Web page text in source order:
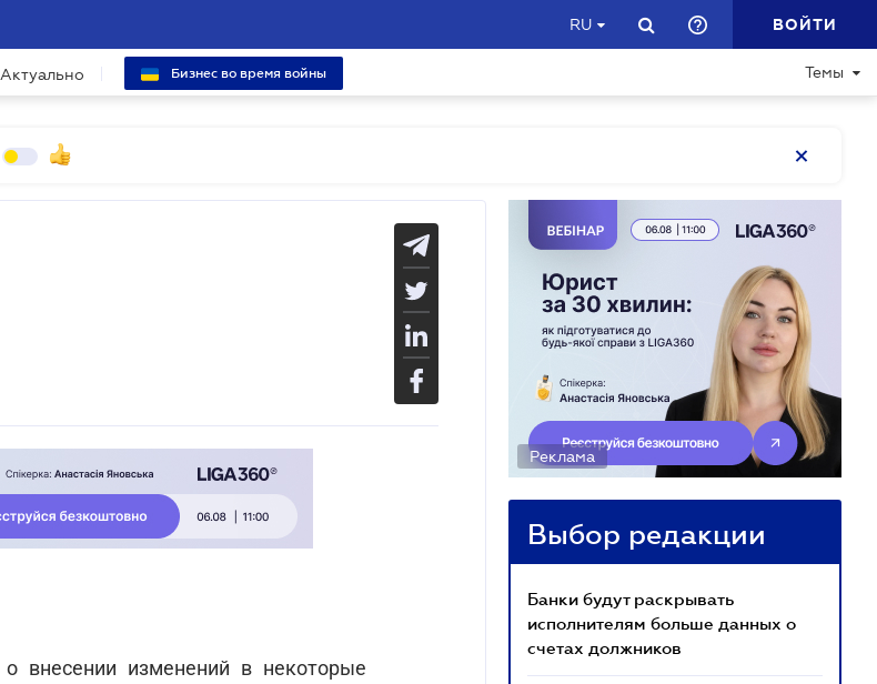
RU ВОЙТИ
Актуально Бизнес во время войны Темы
о внесении изменений в некоторые
Реклама
Выбор редакции
Банки будут раскрывать
исполнителям больше данных о
счетах должников